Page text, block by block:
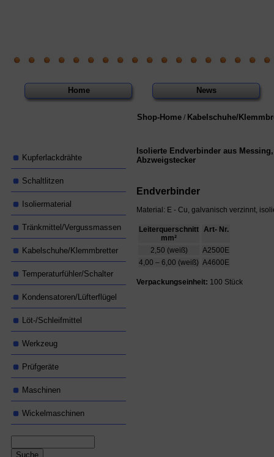
Home News
Kupferlackdrähte
Schaltlitzen
Isoliermaterial
Tränkmittel/Vergussmassen
Kabelschuhe/Klemmbretter
Temperaturfühler/Schalter
Kondensatoren/Lüfterflügel
Löt-/Schleifmittel
Werkzeug
Prüfgeräte
Maschinen
Wickelmaschinen
Shop-Home / Kabelschuhe/
Isolierte Endverbinder aus
Abzweigstecker
Endverbinder
Material: E - Cu, galvanisch verzinnt,
Leiterquerschnitt
mm²
Art- Nr.
2,50 (weiß)
A2500E
4,00 – 6,00 (weiß) A4600E
Verpackungseinheit: 100 Stück